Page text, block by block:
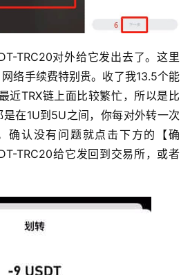
TRC20对外给它发出去了。这里
络手续费特别贵。收了我13.5个能
近TRX链上面比较繁忙，所以是比
在1U到5U之间，你每对外转一次
确认没有问题就点击下方的【确
TRC20给它发回到交易所，或者